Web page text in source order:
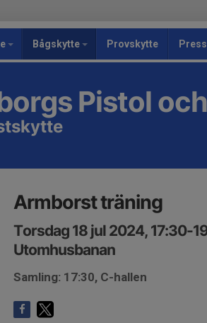
Bågskytte Provskytte Press
Pistol
Armborst träning
Torsdag 18 jul 2024, 17:30-
Utomhusbanan
Samling: 17:30, C-hallen